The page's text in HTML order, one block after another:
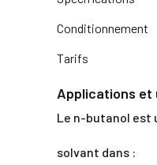
Conditionnement
Tarifs
Applications et
Le n-butanol est
solvant dans :